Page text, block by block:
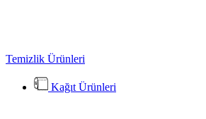
Temizlik Ürünleri
Kağıt Ürünleri